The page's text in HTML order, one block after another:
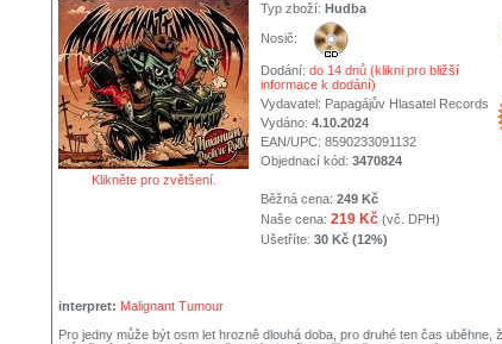
Klikněte pro zvětšení.
Typ zboží: Hudba
Nosič:
Dodání: do 14 dnů (klikni pro bližší
informace k dodání)
Vydavatel: Papagájův Hlasatel Records
Vydáno: 4.10.2024
EAN/UPC: 8590233091132
Objednací kód: 3470824
Běžná cena: 249 Kč
Naše cena: 219 Kč (vč. DPH)
Ušetříte: 30 Kč (12%)
interpret: Malignant Tumour
Pro jedny může být osm let hrozně dlouhá doba, pro druhé ten čas uběhne,